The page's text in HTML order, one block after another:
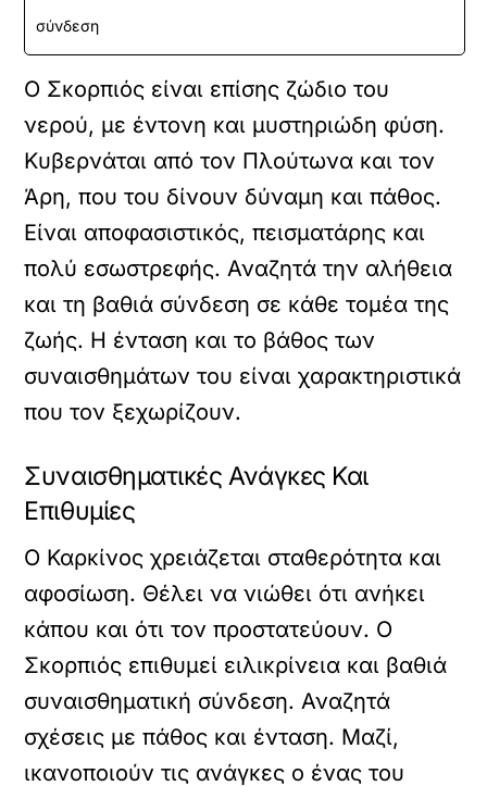
σύνδεση
Ο Σκορπιός είναι επίσης ζώδιο του
νερού, με έντονη και μυστηριώδη φύση.
Κυβερνάται από τον Πλούτωνα και τον
Άρη, που του δίνουν δύναμη και πάθος.
Είναι αποφασιστικός, πεισματάρης και
πολύ εσωστρεφής. Αναζητά την αλήθεια
και τη βαθιά σύνδεση σε κάθε τομέα της
ζωής. Η ένταση και το βάθος των
συναισθημάτων του είναι χαρακτηριστικά
που τον ξεχωρίζουν.
Συναισθηματικές Ανάγκες Και
Επιθυμίες
Ο Καρκίνος χρειάζεται σταθερότητα και
αφοσίωση. Θέλει να νιώθει ότι ανήκει
κάπου και ότι τον προστατεύουν. Ο
Σκορπιός επιθυμεί ειλικρίνεια και βαθιά
συναισθηματική σύνδεση. Αναζητά
σχέσεις με πάθος και ένταση. Μαζί,
ικανοποιούν τις ανάγκες ο ένας του